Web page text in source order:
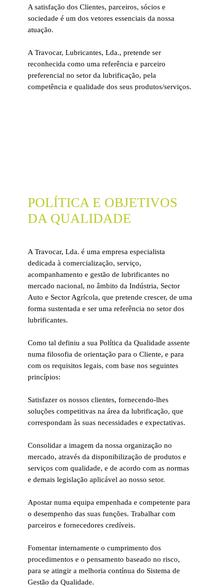
A satisfação dos Clientes, parceiros, sócios e
sociedade é um dos vetores essenciais da nossa
atuação.
A Travocar, Lubricantes, Lda., pretende ser
reconhecida como uma referência e parceiro
preferencial no setor da lubrificação, pela
competência e qualidade dos seus produtos/serviços.
POLÍTICA E OBJETIVOS
DA QUALIDADE
A Travocar, Lda. é uma empresa especialista
dedicada à comercialização, serviço,
acompanhamento e gestão de lubrificantes no
mercado nacional, no âmbito da Indústria, Sector
Auto e Sector Agrícola, que pretende crescer, de uma
forma sustentada e ser uma referência no setor dos
lubrificantes.
Como tal definiu a sua Política da Qualidade assente
numa filosofia de orientação para o Cliente, e para
com os requisitos legais, com base nos seguintes
princípios:
Satisfazer os nossos clientes, fornecendo-lhes
soluções competitivas na área da lubrificação, que
correspondam às suas necessidades e expectativas.
Consolidar a imagem da nossa organização no
mercado, através da disponibilização de produtos e
serviços com qualidade, e de acordo com as normas
e demais legislação aplicável ao nosso setor.
Apostar numa equipa empenhada e competente para
o desempenho das suas funções. Trabalhar com
parceiros e fornecedores credíveis.
Fomentar internamente o cumprimento dos
procedimentos e o pensamento baseado no risco,
para se atingir a melhoria contínua do Sistema de
Gestão da Qualidade.